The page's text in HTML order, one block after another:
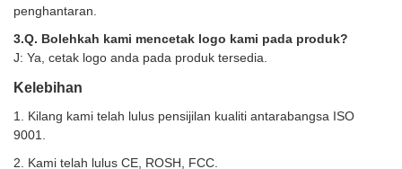
penghantaran.
3.Q. Bolehkah kami mencetak logo kami pada produk?
J: Ya, cetak logo anda pada produk tersedia.
Kelebihan
1. Kilang kami telah lulus pensijilan kualiti antarabangsa ISO
9001.
2. Kami telah lulus CE, ROSH, FCC.